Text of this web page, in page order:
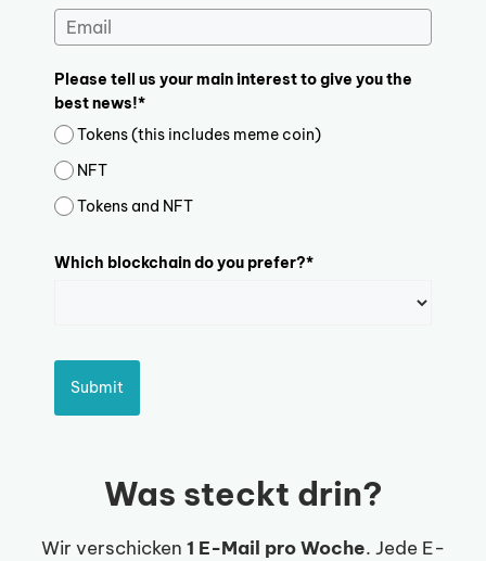
Please tell us your main interest to give you the
best news!*
Tokens (this includes meme coin)
NFT
Tokens and NFT
Which blockchain do you prefer?*
Submit
Was steckt drin?
Wir verschicken 1 E-Mail pro Woche. Jede E-